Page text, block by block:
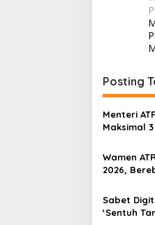
Posting
Menteri
Maksimal
Wamen
2026,
Sabet
‘Sentuh